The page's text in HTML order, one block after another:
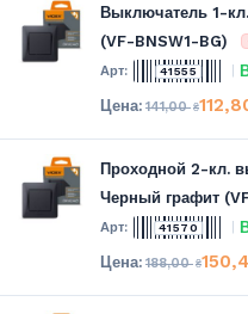
Выключатель 1-
(VF-BNSW1-BG)
41555
141,00₴
Проходной 2-кл.
Черный графит
41570
188,00₴